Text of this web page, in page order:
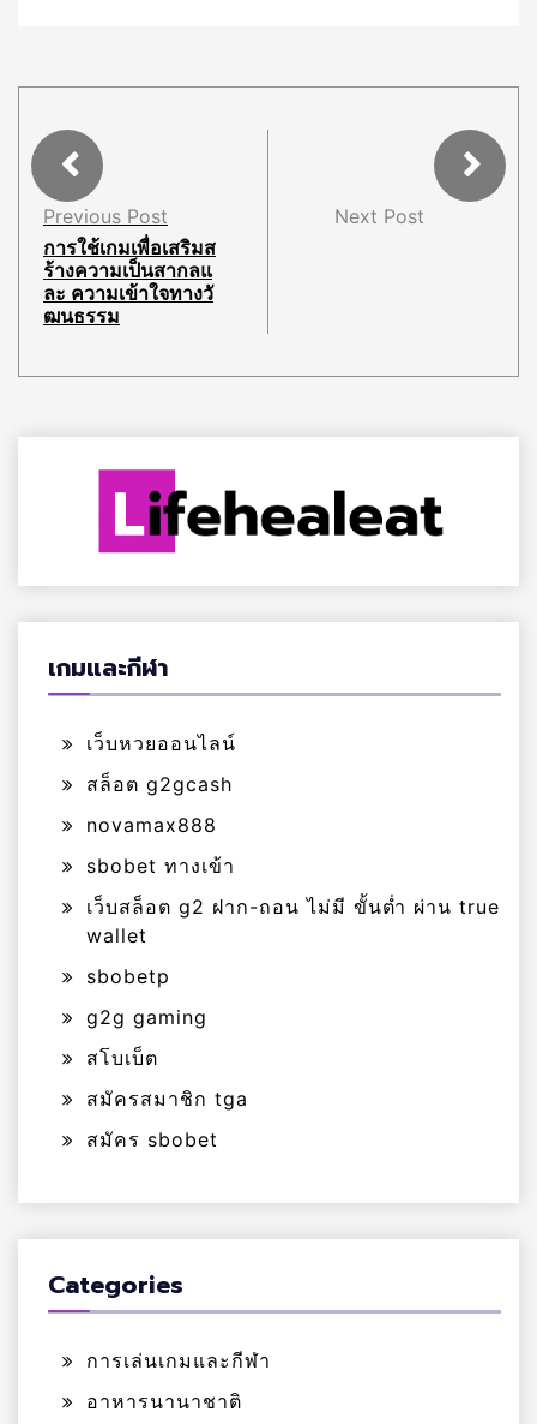
Previous Post
การใช้เกมเพื่อเสริมส
ร้างความเป็นสากลแ
ละ ความเข้าใจทางวั
ฒนธรรม
Next Post
เกมและกีฬา
เว็บหวยออนไลน์
สล็อต g2gcash
novamax888
sbobet ทางเข้า
เว็บสล็อต g2 ฝาก-ถอน ไม่มี ขั้นต่ำ ผ่าน true
wallet
sbobetp
g2g gaming
สโบเบ็ต
สมัครสมาชิก tga
สมัคร sbobet
Categories
การเล่นเกมและกีฬา
อาหารนานาชาติ